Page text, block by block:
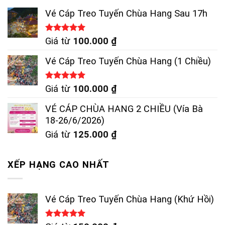
Vé Cáp Treo Tuyến Chùa Hang Sau 17h
Được xếp
Giá từ 100.000 ₫
Vé Cáp Treo Tuyến Chùa Hang (1 Chiều)
Được xếp
5 sao
Giá từ 100.000 ₫
VÉ CÁP CHÙA HANG 2 CHIỀU (Vía Bà
18-26/6/2026)
Giá từ 125.000 ₫
XẾP HẠNG CAO NHẤT
Vé Cáp Treo Tuyến Chùa Hang (Khứ Hồi)